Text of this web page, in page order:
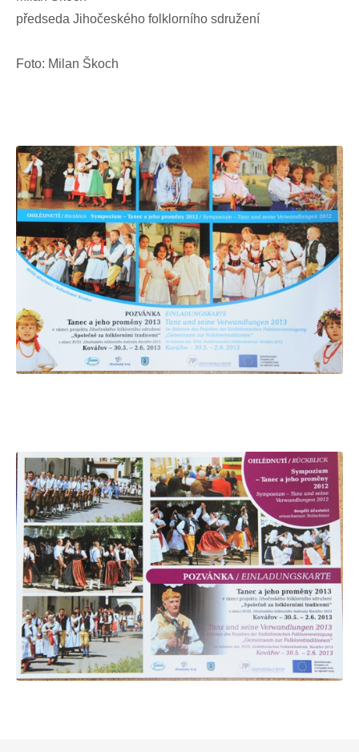
předseda Jihočeského folklorního sdružení
Foto: Milan Škoch